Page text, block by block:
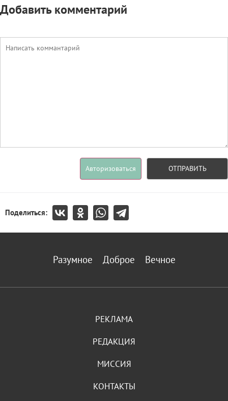
Добавить комментарий
Авторизоваться ОТПРАВИТЬ
Поделиться:
Разумное Доброе Вечное
РЕКЛАМА
РЕДАКЦИЯ
МИССИЯ
КОНТАКТЫ